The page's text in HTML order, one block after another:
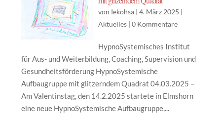
von Iekohsa| 4. März 2025 |
Aktuelles| 0 Kommentare
HypnoSystemisches Institut
für Aus- und Weiterbildung, Coaching, Supervision und
Gesundheitsförderung HypnoSystemische
Aufbaugruppe mit glitzerndem Quadrat 04.03.2025 –
Am Valentinstag, den 14.2.2025 startete in Elmshorn
eine neue HypnoSystemische Aufbaugruppe,...